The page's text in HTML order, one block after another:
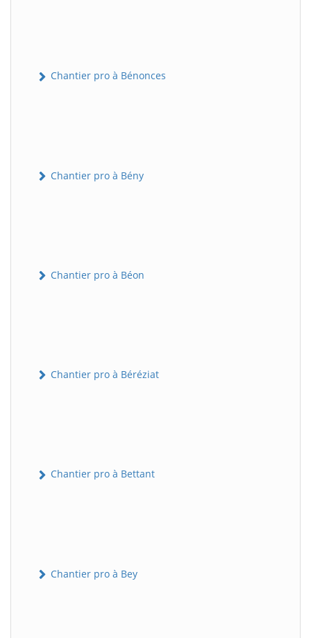
Chantier pro à Bénonces
Chantier pro à Bény
Chantier pro à Béon
Chantier pro à Béréziat
Chantier pro à Bettant
Chantier pro à Bey